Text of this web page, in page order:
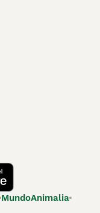
MundoAnimalia